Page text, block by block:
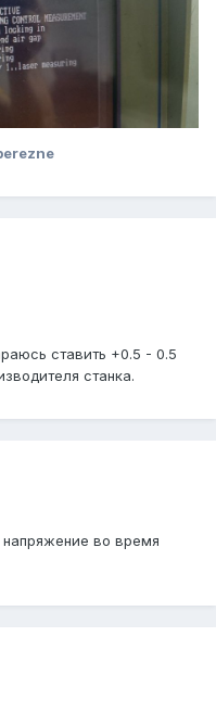
ставить +0.5 - 0.5
станка.
во время